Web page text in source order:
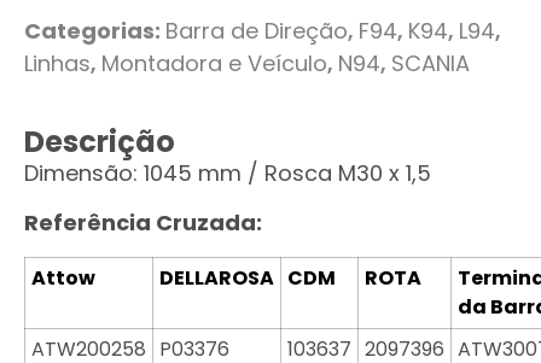
Categorias: Barra de Direção, F94, K94, L94,
Linhas, Montadora e Veículo, N94, SCANIA
Descrição
Dimensão: 1045 mm / Rosca M30 x 1,5
Referência Cruzada:
Attow DELLAROSA CDM ROTA
da
ATW200258 P03376 103637 2097396